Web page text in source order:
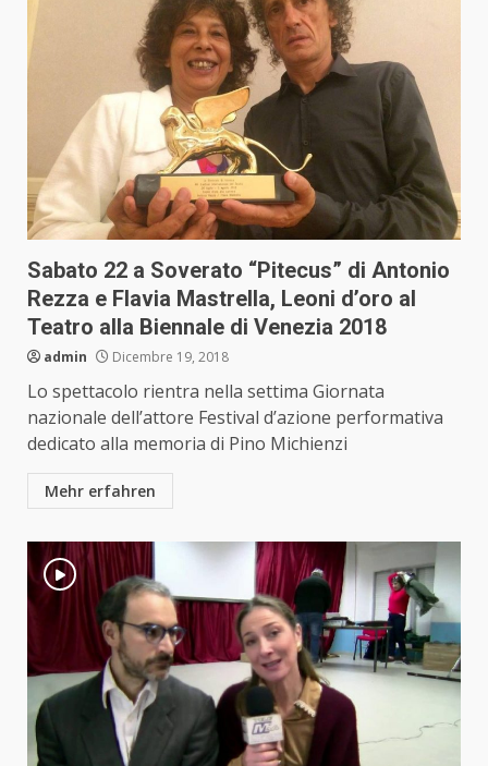
Sabato 22 a Soverato “Pitecus” di Antonio
Rezza e Flavia Mastrella, Leoni d’oro al
Teatro alla Biennale di Venezia 2018
admin Dicembre 19, 2018
Lo spettacolo rientra nella settima Giornata
nazionale dell’attore Festival d’azione performativa
dedicato alla memoria di Pino Michienzi
Mehr erfahren